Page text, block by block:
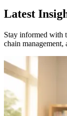
Latest
Stay informed with
chain